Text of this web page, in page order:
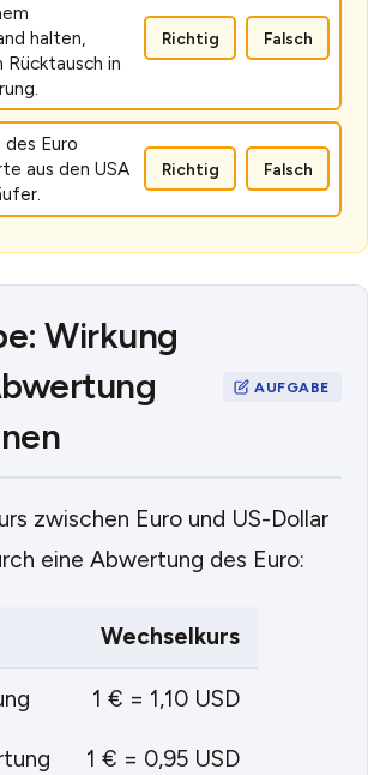
halten,
in
Richtig Falsch
Euro
aus den USA
Richtig Falsch
Wirkung
zwischen Euro und US-Dollar
eine Abwertung des Euro:
Wechselkurs
1 € = 1,10 USD
1 € = 0,95 USD